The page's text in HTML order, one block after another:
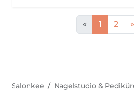
« 1 2 »
Salonkee Nagelstudio &